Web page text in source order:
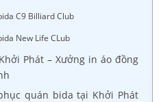
C9 Billiard Club
New Life CLub
Phát – Xưởng in áo đồng
quán bida tại Khởi Phát